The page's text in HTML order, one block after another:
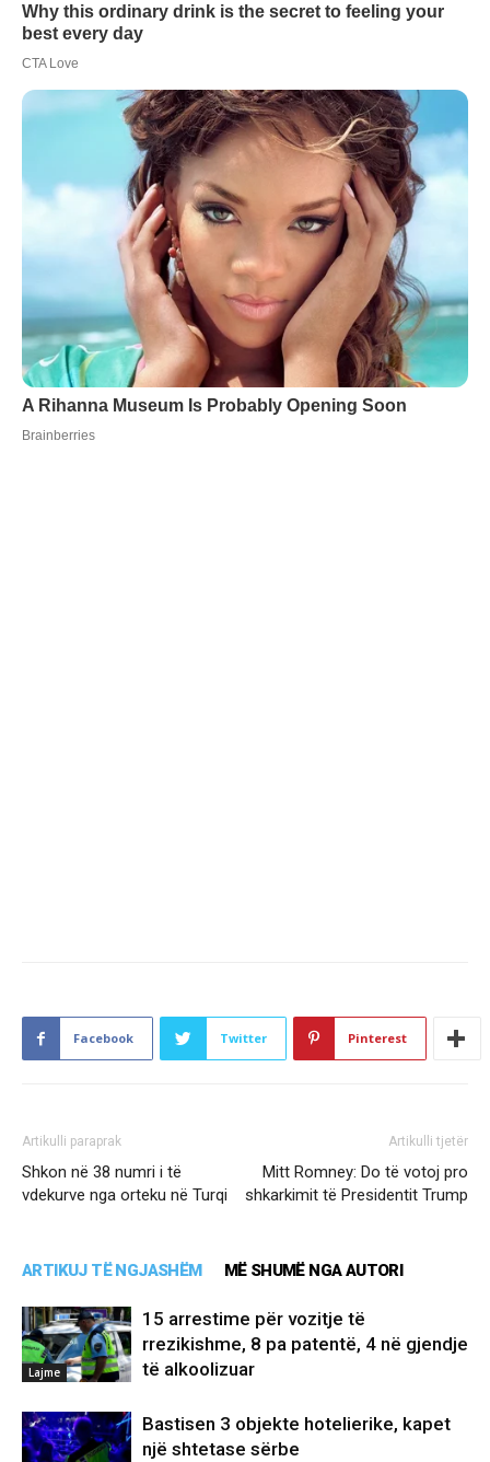
Facebook Twitter Pinterest
Artikulli paraprak
Shkon në 38 numri i të
vdekurve nga orteku në Turqi
Artikulli tjetër
Mitt Romney: Do të votoj pro
shkarkimit të Presidentit Trump
ARTIKUJ TË NGJASHËM MË SHUMË NGA AUTORI
Lajme
15 arrestime për vozitje të
rrezikishme, 8 pa patentë, 4 në gjendje
të alkoolizuar
Bastisen 3 objekte hotelierike, kapet
një shtetase sërbe